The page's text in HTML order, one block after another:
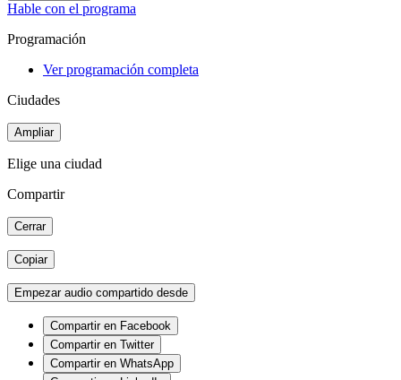
Hable con el programa
Programación
Ver programación completa
Ciudades
Ampliar
Elige una ciudad
Compartir
Cerrar
Copiar
Empezar audio compartido desde
Compartir en Facebook
Compartir en Twitter
Compartir en WhatsApp